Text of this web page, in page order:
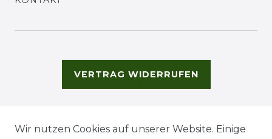
VERTRAG WIDERRUFEN
Wir nutzen Cookies auf unserer Website. Einige